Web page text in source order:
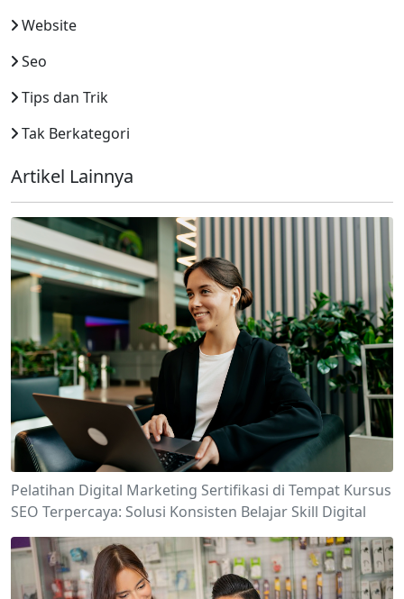
Website
Seo
Tips dan Trik
Tak Berkategori
Artikel Lainnya
Pelatihan Digital Marketing Sertifikasi di Tempat Kursus
SEO Terpercaya: Solusi Konsisten Belajar Skill Digital